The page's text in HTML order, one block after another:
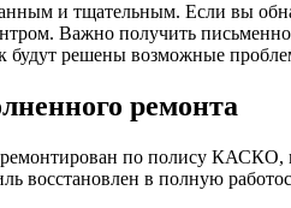
и тщательным. Если вы
Важно получить
будут решены возможные
ремонта
по полису КАСКО,
восстановлен в полную